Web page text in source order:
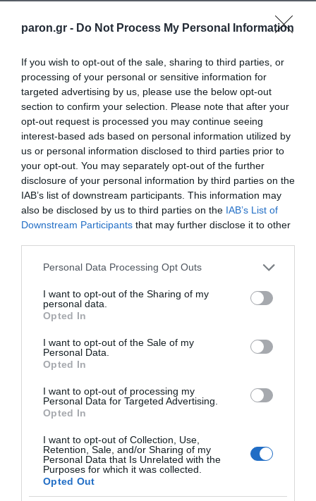
paron.gr - Do Not Process My Personal Information
If you wish to opt-out of the sale, sharing to third parties, or
processing of your personal or sensitive information for
targeted advertising by us, please use the below opt-out
section to confirm your selection. Please note that after your
opt-out request is processed you may continue seeing
interest-based ads based on personal information utilized by
us or personal information disclosed to third parties prior to
your opt-out. You may separately opt-out of the further
disclosure of your personal information by third parties on the
IAB’s list of downstream participants. This information may
also be disclosed by us to third parties on the IAB’s List of
Downstream Participants that may further disclose it to other
Please note that this website/app uses one or more Google
not limited to your visit or usage behaviour. You may click to
grant or deny consent to Google and its third-party tags to
use your data for below specified purposes in below Google
consent section.
Personal Data Processing Opt Outs
I want to opt-out of the Sharing of my
personal data.
Opted In
I want to opt-out of the Sale of my
Personal Data.
Opted In
I want to opt-out of processing my
Personal Data for Targeted Advertising.
Opted In
I want to opt-out of Collection, Use,
Retention, Sale, and/or Sharing of my
Personal Data that Is Unrelated with the
Purposes for which it was collected.
Opted Out
το ελληνικό καλοκαίρι και ένας
πολιτισμός που μας ενώνει κάθε μέρα.
ΌΣΑ ΧΡΕΙΆΖΕΣΑΙ
ΓΙΑ ΤΟ ΚΑΛΟΚΑΊΡΙ ΣΟΥ →
ΡΟΗ ΕΙΔΗΣΕΩΝ
ΙΟΣ ΔΥΤΙΚΟΥ ΝΕΙΛΟΥ: ΣΥΝΑΓΕΡΜΟΣ ΑΠΟ ΤΟΝ ΙΣΑ ΓΙΑ